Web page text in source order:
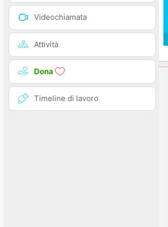
Videochiamata
Attività
Dona
Timeline di lavoro